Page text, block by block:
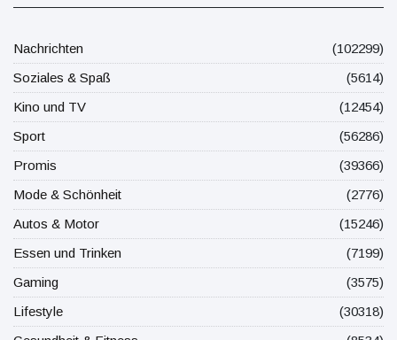
Nachrichten
(102299)
Soziales & Spaß
(5614)
Kino und TV
(12454)
Sport
(56286)
Promis
(39366)
Mode & Schönheit
(2776)
Autos & Motor
(15246)
Essen und Trinken
(7199)
Gaming
(3575)
Lifestyle
(30318)